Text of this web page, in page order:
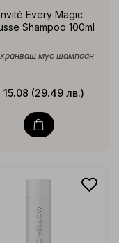
Every Magic
Shampoo 100ml
мус шампоан
15.08 (29.49 лв.)